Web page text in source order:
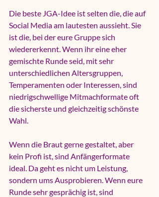
Die beste JGA-Idee ist selten die, die auf
Social Media am lautesten aussieht. Sie
ist die, bei der eure Gruppe sich
wiedererkennt. Wenn ihr eine eher
gemischte Runde seid, mit sehr
unterschiedlichen Altersgruppen,
Temperamenten oder Interessen, sind
niedrigschwellige Mitmachformate oft
die sicherste und gleichzeitig schönste
Wahl.
Wenn die Braut gerne gestaltet, aber
kein Profi ist, sind Anfängerformate
ideal. Da geht es nicht um Leistung,
sondern ums Ausprobieren. Wenn eure
Runde sehr gesprächig ist, sind